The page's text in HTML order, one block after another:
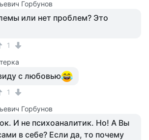
Горбунов
или нет проблем? Это
1
с любовью
1
Горбунов
И не психоаналитик. Но! А Вы
в себе? Если да, то почему